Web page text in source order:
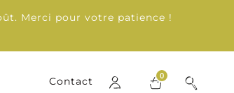
Merci pour votre patience !
Contact 0
Contact 0